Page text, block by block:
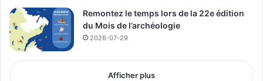
site.
Une piscine, des jeux d’eau et
des installations sportives
Remontez le temps lors de la 22e édition
du Mois de l’archéologie
2026-07-29
Afficher plus